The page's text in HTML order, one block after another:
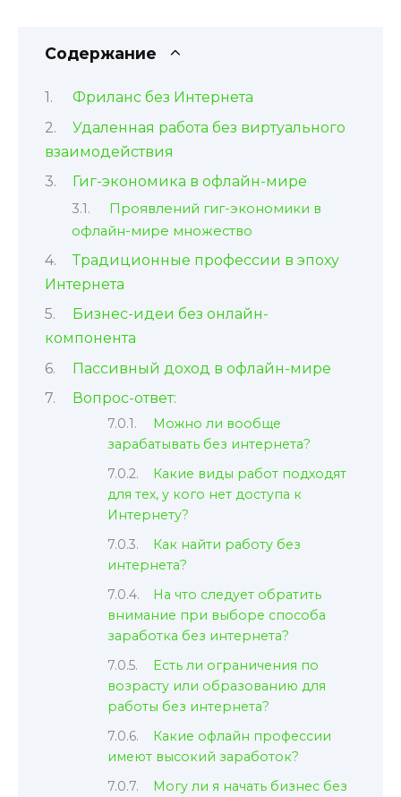
Содержание
Фриланс без Интернета
Удаленная работа без виртуального
взаимодействия
Гиг-экономика в офлайн-мире
Проявлений гиг-экономики в
офлайн-мире множество
Традиционные профессии в эпоху
Интернета
Бизнес-идеи без онлайн-
компонента
Пассивный доход в офлайн-мире
Вопрос-ответ:
Можно ли вообще
зарабатывать без интернета?
Какие виды работ подходят
для тех, у кого нет доступа к
Интернету?
Как найти работу без
интернета?
На что следует обратить
внимание при выборе способа
заработка без интернета?
Есть ли ограничения по
возрасту или образованию для
работы без интернета?
Какие офлайн профессии
имеют высокий заработок?
Могу ли я начать бизнес без